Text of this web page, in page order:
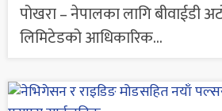
पोखरा – नेपालका लागि बीवाईडी
लिमिटेडको आधिकारिक...